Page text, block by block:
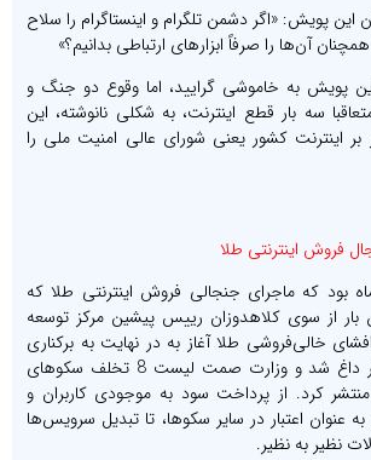
این پویش: «اگر دشمن تلگرام و اینستاگرام را سلاح
آن‌ها را صرفاً ابزارهای ارتباطی بدانیم؟»
پویش به خاموشی گرایید، اما وقوع دو جنگ و
سه بار قطع اینترنت، به شکلی نانوشته، این
بر اینترنت کشور یعنی شورای عالی امنیت ملی را
بود که ماجرای جنجالی فروش اینترنتی طلا که
نخستین بار از سوی کلاهدوزان رییس پیشین مرکز توسعه
خالی‌فروشی طلا آغاز به در نهایت به برکناری
وی ختم شد، بار دیگر داغ شد و وزارت صمت لیست 8 تخلف سکوهای
کرد. از پرداخت سود به موجودی کاربران و
به عنوان اعتبار در سایر سکوها، تا تبدیل سرویس‌ها
نظیر به نظیر.